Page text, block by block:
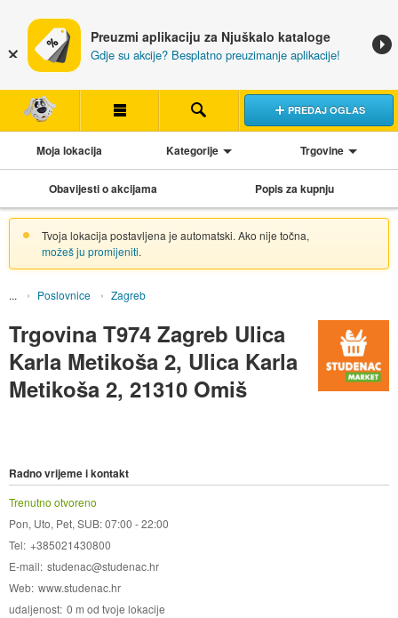
Preuzmi aplikaciju za Njuškalo kataloge
Gdje su akcije? Besplatno preuzimanje aplikacije!
PREDAJ OGLAS
Moja lokacija Kategorije Trgovine
Obavijesti o akcijama Popis za kupnju
Tvoja lokacija postavljena je automatski. Ako nije točna,
možeš ju promijeniti.
Poslovnice Zagreb
Trgovina T974 Zagreb Ulica
Karla Metikoša 2, Ulica Karla
Metikoša 2, 21310 Omiš
Radno vrijeme i kontakt
Trenutno otvoreno
Pon, Uto, Pet, SUB: 07:00 - 22:00
Tel +385021430800
E-mail studenac@studenac.hr
Web www.studenac.hr
udaljenost 0 m od tvoje lokacije